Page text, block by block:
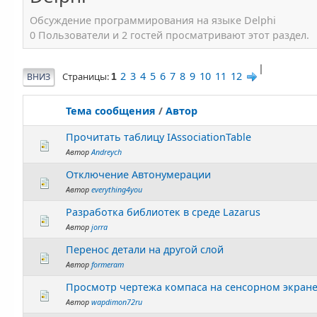
Обсуждение программирования на языке Delphi
0 Пользователи и 2 гостей просматривают этот раздел.
|
ВНИЗ Страницы 1 2 3 4 5 6 7 8 9 10 11 12
Тема сообщения /Автор
Прочитать таблицу IAssociationTable
АвторAndreych
Отключение Автонумерации
Авторeverything4you
Разработка библиотек в среде Lazarus
Авторjorra
Перенос детали на другой слой
Авторformeram
Просмотр чертежа компаса на сенсорном
Авторwapdimon72ru